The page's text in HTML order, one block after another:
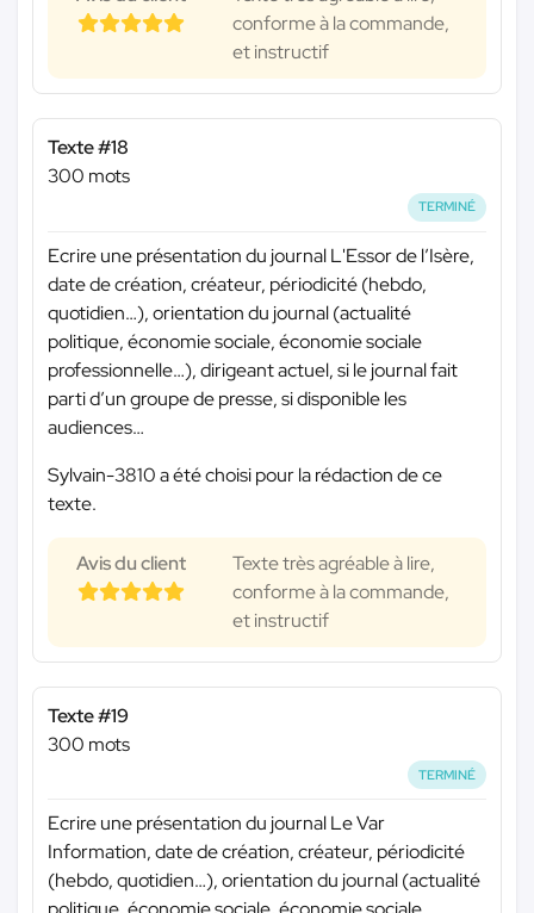
conforme à la commande,
et instructif
Texte #18
300 mots
TERMINÉ
Ecrire une présentation du journal L'Essor de l’Isère,
date de création, créateur, périodicité (hebdo,
quotidien…), orientation du journal (actualité
politique, économie sociale, économie sociale
professionnelle…), dirigeant actuel, si le journal fait
parti d’un groupe de presse, si disponible les
audiences…
Sylvain-3810 a été choisi pour la rédaction de ce
texte.
Avis du client
Texte très agréable à lire,
conforme à la commande,
et instructif
Texte #19
300 mots
TERMINÉ
Ecrire une présentation du journal Le Var
Information, date de création, créateur, périodicité
(hebdo, quotidien…), orientation du journal (actualité